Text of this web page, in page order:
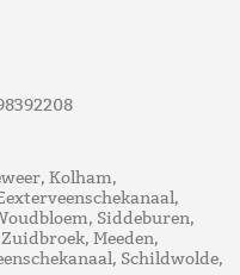
Kolham,
Siddeburen,
Meeden,
Schildwolde,